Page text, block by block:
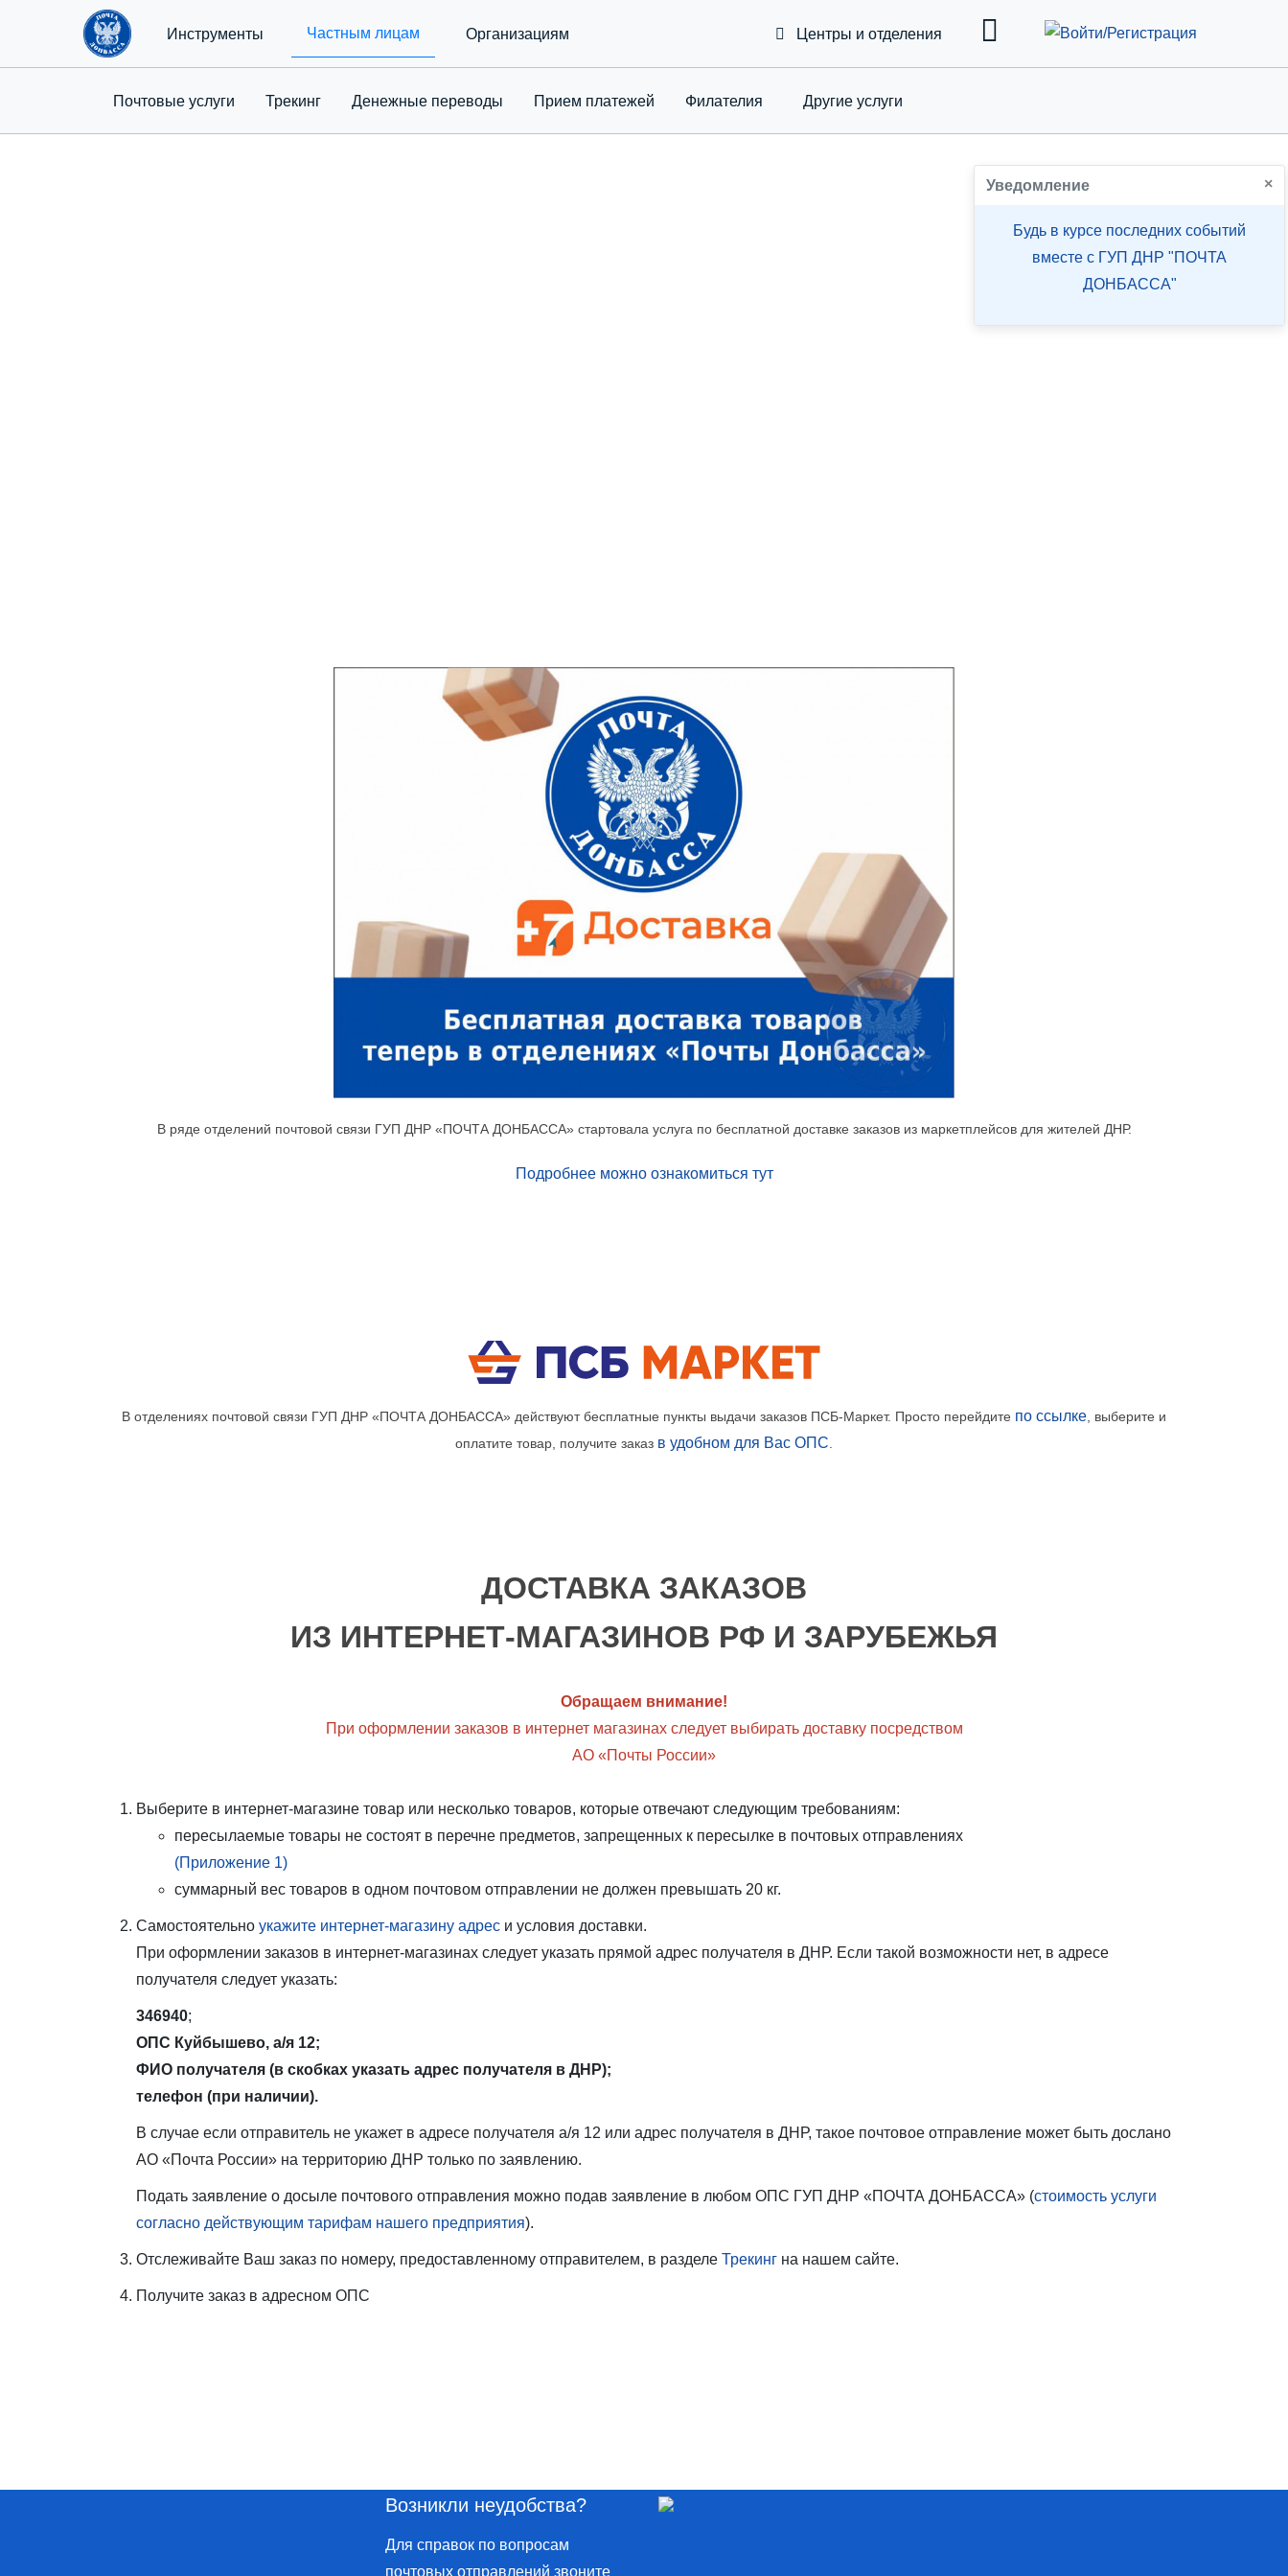
Инструменты Частным лицам Организациям
Почтовые услуги Трекинг Денежные переводы Приeм платежей Филателия
Toggle Dropdown
Другие услуги
Центры и отделения
В ряде отделений почтовой связи ГУП ДНР «ПОЧТА ДОНБАССА» стартовала услуга по бесплатной доставке заказов из маркетплейсов для жителей ДНР.
Подробнее можно ознакомиться тут
В отделениях почтовой связи ГУП ДНР «ПОЧТА ДОНБАССА» действуют бесплатные пункты выдачи заказов ПСБ-Маркет. Просто перейдите по ссылке , выберите и
оплатите товар, получите заказ в удобном для Вас ОПС
ДОСТАВКА ЗАКАЗОВ
ИЗ ИНТЕРНЕТ-МАГАЗИНОВ РФ И ЗАРУБЕЖЬЯ
Обращаем внимание!
При оформлении заказов в интернет магазинах следует выбирать доставку посредством
АО «Почты России»
Выберите в интернет-магазине товар или несколько товаров, которые отвечают следующим требованиям:
пересылаемые товары не состоят в перечне предметов, запрещенных к пересылке в почтовых отправлениях
(Приложение 1)
суммарный вес товаров в одном почтовом отправлении не должен превышать 20 кг.
Самостоятельно укажите интернет-магазину адрес и условия доставки.
При оформлении заказов в интернет-магазинах следует указать прямой адрес получателя в ДНР. Если такой возможности нет, в адресе
получателя следует указать:
346940;
ОПС Куйбышево, а/я 12;
ФИО получателя (в скобках указать адрес получателя в ДНР);
телефон (при наличии).
В случае если отправитель не укажет в адресе получателя а/я 12 или адрес получателя в ДНР, такое почтовое отправление может быть дослано
АО «Почта России» на территорию ДНР только по заявлению.
Подать заявление о досыле почтового отправления можно подав заявление в любом ОПС ГУП ДНР «ПОЧТА ДОНБАССА» (стоимость услуги
согласно действующим тарифам нашего предприятия).
Отслеживайте Ваш заказ по номеру, предоставленному отправителем, в разделе Трекинг на нашем сайте.
Получите заказ в адресном ОПС
Возникли неудобства?
Для справок по вопросам
почтовых отправлений звоните
Уведомление ×
Будь в курсе последних событий
вместе с ГУП ДНР "ПОЧТА
ДОНБАССА"